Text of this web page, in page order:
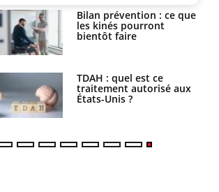
Bilan prévention : ce que
les kinés pourront
bientôt faire
TDAH : quel est ce
traitement autorisé aux
États-Unis ?